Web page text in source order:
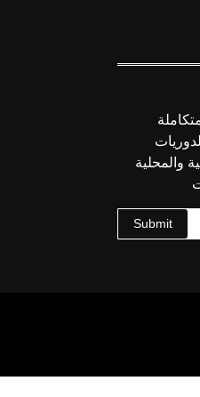
والمحلية
Submit